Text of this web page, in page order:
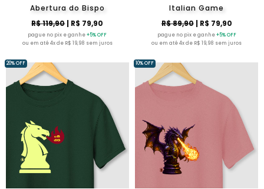
Abertura do Bispo
R$ 119,90| R$ 79,90
pague no pix e ganhe+5% OFF
ou em até 4x de R$ 19,98 sem juros
Italian Game
R$ 89,90| R$ 79,90
pague no pix e ganhe+5% OFF
ou em até 4x de R$ 19,98 sem juros
20% OFF 10% OFF